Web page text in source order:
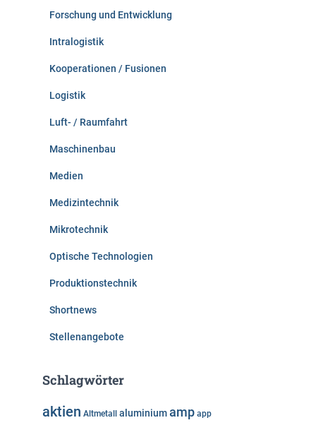
Forschung und Entwicklung
Intralogistik
Kooperationen / Fusionen
Logistik
Luft- / Raumfahrt
Maschinenbau
Medien
Medizintechnik
Mikrotechnik
Optische Technologien
Produktionstechnik
Shortnews
Stellenangebote
Schlagwörter
aktien Altmetall aluminiumamp app